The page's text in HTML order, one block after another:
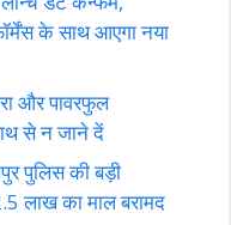
के साथ आएगा नया
और पावरफुल
से न जाने दें
पुलिस की बड़ी
लाख का माल बरामद